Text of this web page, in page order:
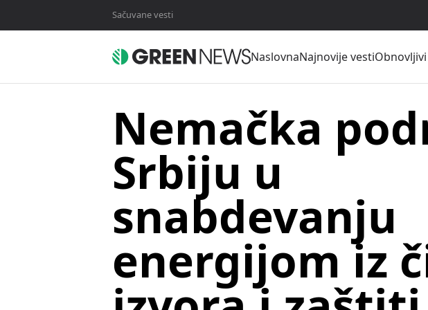
Sačuvane vesti
NaslovnaNajnovije vesti
Nemačka
Srbiju u
snabdevanju
energijom iz